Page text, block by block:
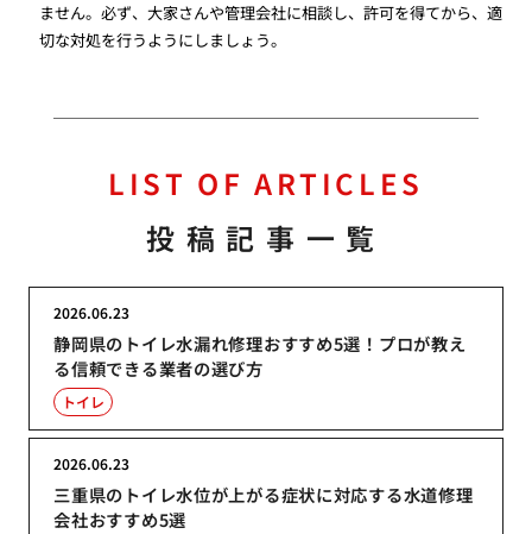
ません。必ず、大家さんや管理会社に相談し、許可を得てから、適
切な対処を行うようにしましょう。
LIST OF ARTICLES
投稿記事一覧
静岡県のトイレ水漏れ修理おすすめ5選！プロが教え
る信頼できる業者の選び方
2026.06.23
トイレ
三重県のトイレ水位が上がる症状に対応する水道修理
会社おすすめ5選
2026.06.23